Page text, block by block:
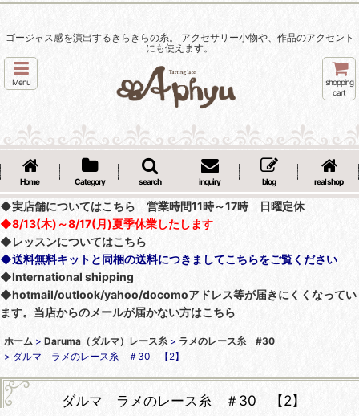
ゴージャス感を演出するきらきらの糸。 アクセサリー小物や、作品のアクセント
にも使えます。
Menu
shopping
cart
Home Category search inquiry blog real shop
◆実店舗についてはこちら 営業時間11時～17時 日曜定休
◆8/13(木)～8/17(月)夏季休業したします
◆レッスンについてはこちら
◆送料無料キットと同梱の送料につきましてこちらをご覧ください
◆International shipping
◆hotmail/outlook/yahoo/docomoアドレス等が届きにくくなってい
ます。当店からのメールが届かない方はこちら
ホーム > Daruma（ダルマ）レース糸 > ラメのレース糸 #30
> ダルマ ラメのレース糸 ＃30 【2】
ダルマ ラメのレース糸 ＃30 【2】